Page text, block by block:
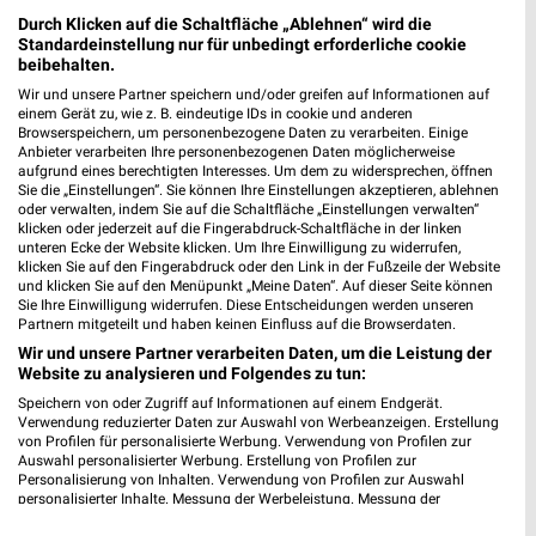
30,2 km
Spezial-Prospekt der Marken
Gültig bis Fr. 21.08.
30,2 km
Wohnenpreishits
Gültig bis Fr. 14.08.
XXXLutz XXXLutz
Durch Klicken auf die Schaltfläche „Ablehnen“ wird die
Standardeinstellung nur für unbedingt erforderliche cookie
beibehalten.
Wir und unsere Partner speichern und/oder greifen auf Informationen auf
einem Gerät zu, wie z. B. eindeutige IDs in cookie und anderen
Browserspeichern, um personenbezogene Daten zu verarbeiten. Einige
Anbieter verarbeiten Ihre personenbezogenen Daten möglicherweise
aufgrund eines berechtigten Interesses. Um dem zu widersprechen, öffnen
Sie die „Einstellungen“. Sie können Ihre Einstellungen akzeptieren, ablehnen
oder verwalten, indem Sie auf die Schaltfläche „Einstellungen verwalten“
klicken oder jederzeit auf die Fingerabdruck-Schaltfläche in der linken
unteren Ecke der Website klicken. Um Ihre Einwilligung zu widerrufen,
klicken Sie auf den Fingerabdruck oder den Link in der Fußzeile der Website
und klicken Sie auf den Menüpunkt „Meine Daten“. Auf dieser Seite können
Sie Ihre Einwilligung widerrufen. Diese Entscheidungen werden unseren
Partnern mitgeteilt und haben keinen Einfluss auf die Browserdaten.
Wir und unsere Partner verarbeiten Daten, um die Leistung der
Website zu analysieren und Folgendes zu tun:
Speichern von oder Zugriff auf Informationen auf einem Endgerät.
Verwendung reduzierter Daten zur Auswahl von Werbeanzeigen. Erstellung
von Profilen für personalisierte Werbung. Verwendung von Profilen zur
Auswahl personalisierter Werbung. Erstellung von Profilen zur
Personalisierung von Inhalten. Verwendung von Profilen zur Auswahl
personalisierter Inhalte. Messung der Werbeleistung. Messung der